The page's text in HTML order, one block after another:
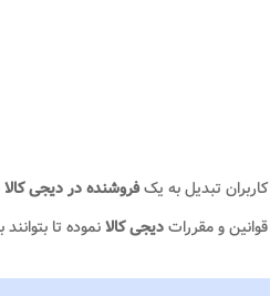
تبدیل به یکفروشنده در دیجی کالا
و مقرراتدیجی کالانموده تا